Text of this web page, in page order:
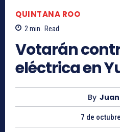
QUINTANA ROO
2 min. Read
Votarán
eléctrica en
By
7 de